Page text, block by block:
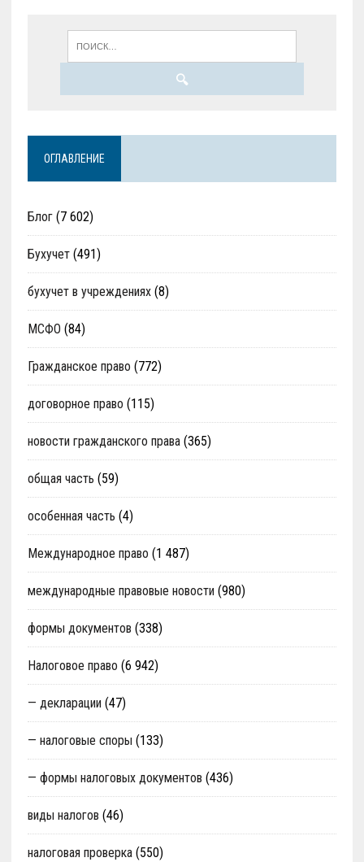
ОГЛАВЛЕНИЕ
Блог(7 602)
Бухучет(491)
бухучет в учреждениях(8)
МСФО (84)
Гражданское право (772)
договорное право (115)
новости гражданского права(365)
общая часть (59)
особенная часть (4)
Международное право (1 487)
международные правовые новости (980)
формы документов (338)
Налоговое право (6 942)
— декларации (47)
— налоговые споры (133)
— формы налоговых документов (436)
виды налогов (46)
налоговая проверка(550)